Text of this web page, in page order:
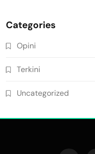
Categories
Opini
Terkini
Uncategorized